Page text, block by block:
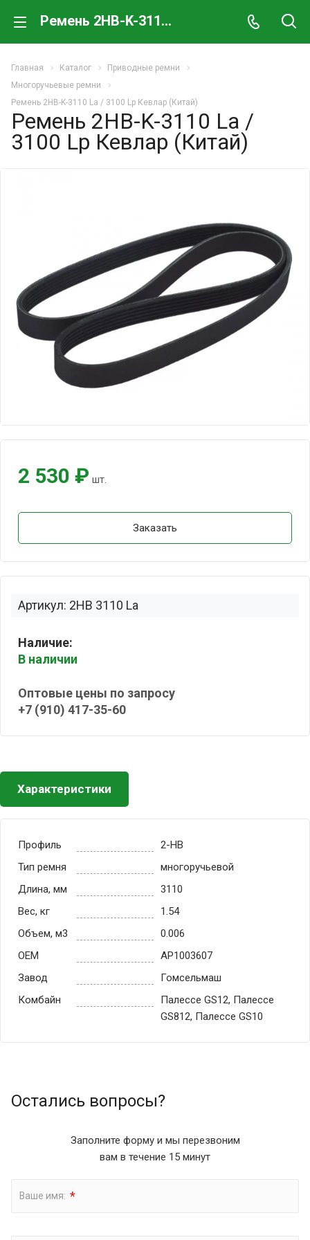
Ремень 2НВ-K-3110 La / 3100 Lp Кевлар (Китай)
Главная Каталог
Приводные ремни
Многоручьевые ремни
Ремень 2НВ-K-3110 La / 3100 Lp Кевлар (Китай)
Ремень 2НВ-K-3110 La /
3100 Lp Кевлар (Китай)
Артикул: 2HB 3110 La
Наличие:
В наличии
Оптовые цены по запросу
+7 (910) 417-35-60
2 530 ₽ шт.
Заказать
Характеристики
Профиль
2-HB
Тип ремня
многоручьевой
Длина, мм
3110
Вес, кг
1.54
Объем, м3
0.006
OEM
AP1003607
Завод
Гомсельмаш
Комбайн
Палессе GS12, Палессе
GS812, Палессе GS10
Остались вопросы?
Заполните форму и мы перезвоним
вам в течение 15 минут
Ваше имя: *